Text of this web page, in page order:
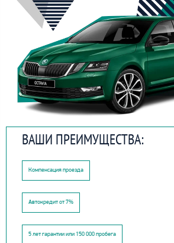
ВАШИ ПРЕИМУЩЕСТВА:
Компенсация проезда
Автокредит от 7%
5 лет гарантии или 150 000 пробега